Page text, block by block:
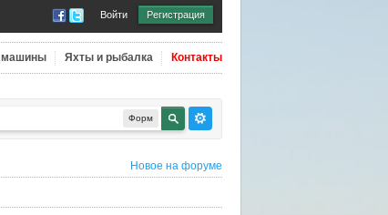
Войти Регистрация
машины Яхты и рыбалка Контакты
Форм
Новое на форуме